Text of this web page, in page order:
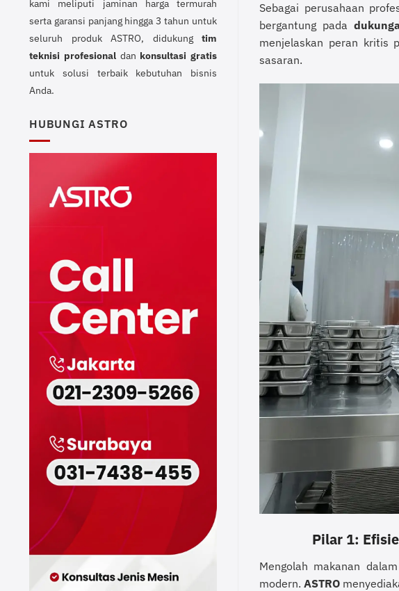
kami meliputi jaminan harga termurah
serta garansi panjang hingga 3 tahun untuk
seluruh produk ASTRO, didukung tim
teknisi profesionaldan konsultasi gratis
untuk solusi terbaik kebutuhan bisnis
Anda.
HUBUNGI ASTRO
Sebagai perusahaan
bergantung pada
menjelaskan peran kritis
sasaran.
Pilar 1:
Mengolah makanan
modern. ASTRO